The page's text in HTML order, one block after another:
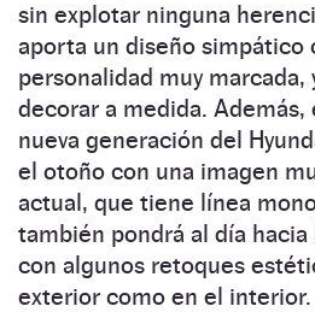
sin explotar ninguna
aporta un diseño simpático
personalidad muy
decorar a medida. Además,
nueva generación del
el otoño con una imagen
actual, que tiene línea
también pondrá al día
con algunos retoques
exterior como en el interior.